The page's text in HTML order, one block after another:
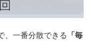
、一番分散できる 「毎